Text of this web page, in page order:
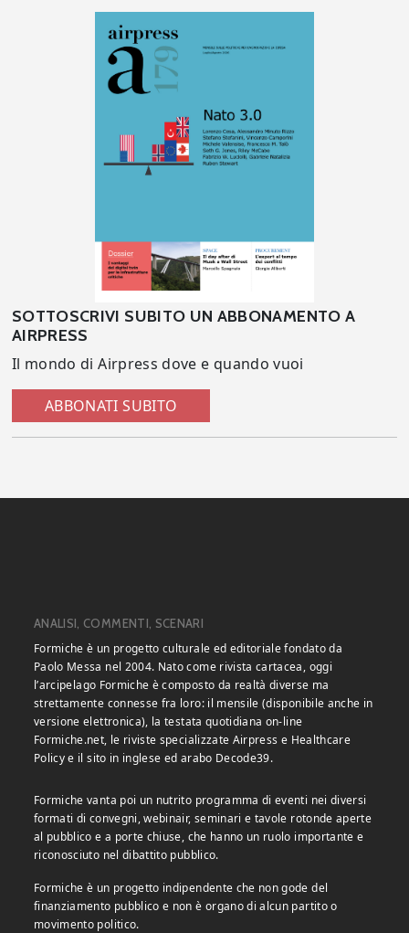
SOTTOSCRIVI SUBITO UN ABBONAMENTO A
AIRPRESS
Il mondo di Airpress dove e quando vuoi
ABBONATI SUBITO
ANALISI, COMMENTI, SCENARI
Formiche è un progetto culturale ed editoriale fondato da
Paolo Messa nel 2004. Nato come rivista cartacea, oggi
l’arcipelago Formiche è composto da realtà diverse ma
strettamente connesse fra loro: il mensile (disponibile anche in
versione elettronica), la testata quotidiana on-line
Formiche.net, le riviste specializzate Airpress e Healthcare
Policy e il sito in inglese ed arabo Decode39.
Formiche vanta poi un nutrito programma di eventi nei diversi
formati di convegni, webinair, seminari e tavole rotonde aperte
al pubblico e a porte chiuse, che hanno un ruolo importante e
riconosciuto nel dibattito pubblico.
Formiche è un progetto indipendente che non gode del
finanziamento pubblico e non è organo di alcun partito o
movimento politico.